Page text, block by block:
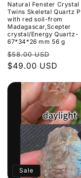
Natural Fenster Crystal
Twins Skeletal Quartz
with red soil-from
Madagascar,Scepter
crystal/Energy Quartz-
67*34*26 mm 56 g
Normaler
Preis
$58.00 USD
$49.00 USD
Sale